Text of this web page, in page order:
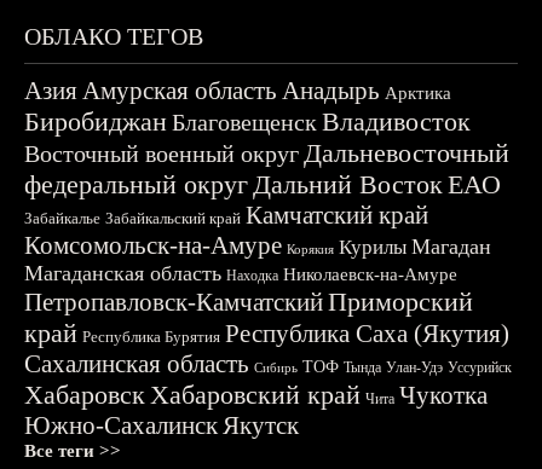
ОБЛАКО ТЕГОВ
АзияАмурская область Анадырь Арктика
БиробиджанБлаговещенскВладивосток
Восточный военный округДальневосточный
федеральный округДальний ВостокЕАО
Забайкалье Забайкальский край Камчатский край
Комсомольск-на-Амуре Корякия Курилы Магадан
Магаданская область Находка Николаевск-на-Амуре
Петропавловск-КамчатскийПриморский
край Республика Бурятия Республика Саха (Якутия)
Сахалинская область Сибирь ТОФ Тында Улан-Удэ Уссурийск
ХабаровскХабаровский край Чита Чукотка
Южно-СахалинскЯкутск
Все теги >>